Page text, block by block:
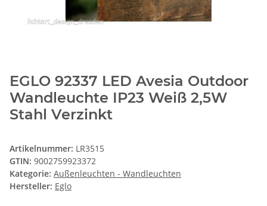
EGLO 92337 LED Avesia Outdoor
Wandleuchte IP23 Weiß 2,5W
Stahl Verzinkt
Artikelnummer: LR3515
GTIN: 9002759923372
Kategorie: Außenleuchten - Wandleuchten
Hersteller: Eglo